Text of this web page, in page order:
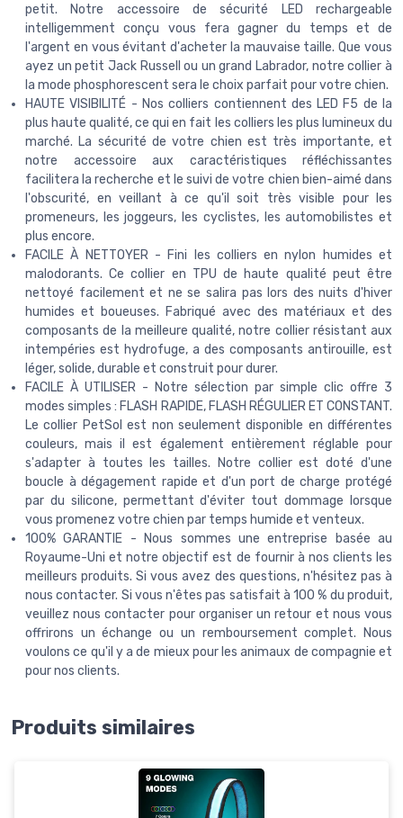
petit. Notre accessoire de sécurité LED rechargeable
intelligemment conçu vous fera gagner du temps et de
l'argent en vous évitant d'acheter la mauvaise taille. Que vous
ayez un petit Jack Russell ou un grand Labrador, notre collier à
la mode phosphorescent sera le choix parfait pour votre chien.
HAUTE VISIBILITÉ - Nos colliers contiennent des LED F5 de la
plus haute qualité, ce qui en fait les colliers les plus lumineux du
marché. La sécurité de votre chien est très importante, et
notre accessoire aux caractéristiques réfléchissantes
facilitera la recherche et le suivi de votre chien bien-aimé dans
l'obscurité, en veillant à ce qu'il soit très visible pour les
promeneurs, les joggeurs, les cyclistes, les automobilistes et
plus encore.
FACILE À NETTOYER - Fini les colliers en nylon humides et
malodorants. Ce collier en TPU de haute qualité peut être
nettoyé facilement et ne se salira pas lors des nuits d'hiver
humides et boueuses. Fabriqué avec des matériaux et des
composants de la meilleure qualité, notre collier résistant aux
intempéries est hydrofuge, a des composants antirouille, est
léger, solide, durable et construit pour durer.
FACILE À UTILISER - Notre sélection par simple clic offre 3
modes simples : FLASH RAPIDE, FLASH RÉGULIER ET CONSTANT.
Le collier PetSol est non seulement disponible en différentes
couleurs, mais il est également entièrement réglable pour
s'adapter à toutes les tailles. Notre collier est doté d'une
boucle à dégagement rapide et d'un port de charge protégé
par du silicone, permettant d'éviter tout dommage lorsque
vous promenez votre chien par temps humide et venteux.
100% GARANTIE - Nous sommes une entreprise basée au
Royaume-Uni et notre objectif est de fournir à nos clients les
meilleurs produits. Si vous avez des questions, n'hésitez pas à
nous contacter. Si vous n'êtes pas satisfait à 100 % du produit,
veuillez nous contacter pour organiser un retour et nous vous
offrirons un échange ou un remboursement complet. Nous
voulons ce qu'il y a de mieux pour les animaux de compagnie et
pour nos clients.
Produits similaires